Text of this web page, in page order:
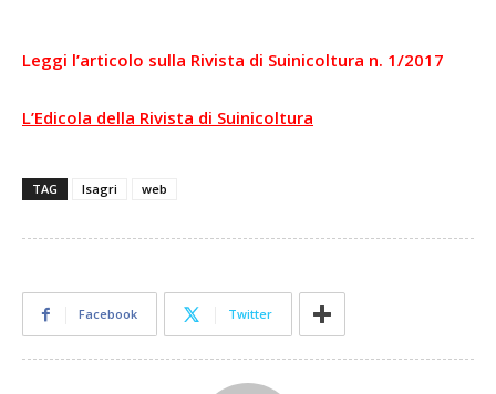
Leggi l’articolo sulla Rivista di Suinicoltura n. 1/2017
L’Edicola della Rivista di Suinicoltura
TAG Isagri web
Facebook Twitter